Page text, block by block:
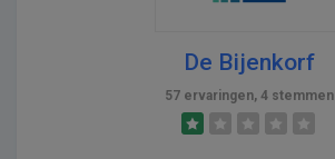
De Bijenkorf
57 ervaringen, 4 stemmen